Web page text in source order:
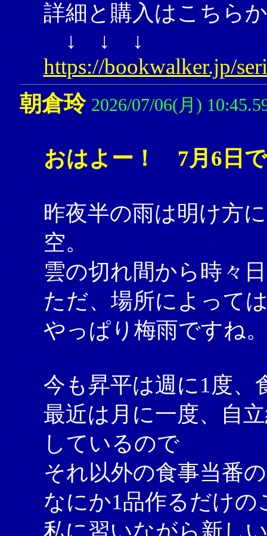
詳細と購入はこちら
↓ ↓ ↓
https://bookwalker.jp/
朝倉玲 2026/07/06(月)
おはよー！ 7月6日
昨夜半の雨は明け方
空。
雲の切れ間から時々
ただ、場所によって
やっぱり梅雨ですね
今も昇平は週に1度、
最近は月に一度、自
しているので
それ以外の食事当番
なにか1品作るだけ
私に習いながら新し